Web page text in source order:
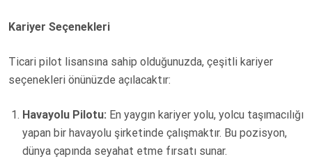
Kariyer Seçenekleri
Ticari pilot lisansına sahip olduğunuzda, çeşitli kariyer
seçenekleri önünüzde açılacaktır:
Havayolu Pilotu: En yaygın kariyer yolu, yolcu taşımacılığı
yapan bir havayolu şirketinde çalışmaktır. Bu pozisyon,
dünya çapında seyahat etme fırsatı sunar.